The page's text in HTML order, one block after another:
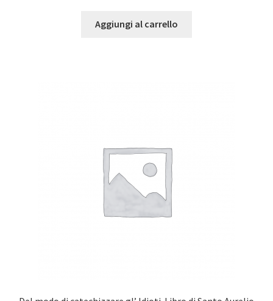
Aggiungi al carrello